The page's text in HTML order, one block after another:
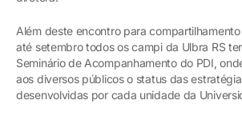
Além deste encontro para
até setembro todos os campi da Ulbra RS
Seminário de Acompanhamento do PDI,
aos diversos públicos o status das
desenvolvidas por cada unidade da